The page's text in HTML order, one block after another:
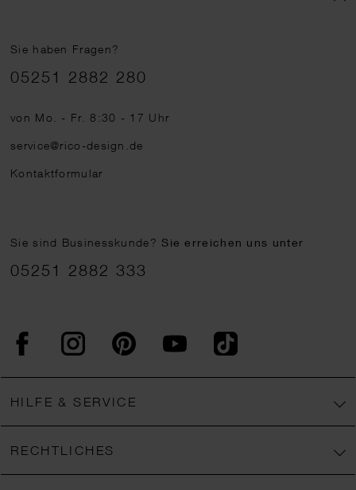
Sie haben Fragen?
Telefonnummer
05251 2882 280
von Mo. - Fr. 8:30 - 17 Uhr
service@rico-design.de
Kontaktformular
Sie sind Businesskunde?Sie erreichen uns unter
05251 2882 333
FacebookInstagram PinterestYouTubeTikTok
HILFE & SERVICE
RECHTLICHES